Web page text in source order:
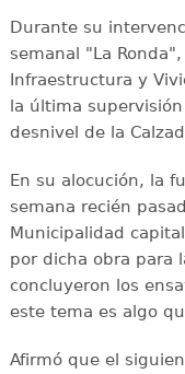
Durante su
semanal "La
Infraestructura y
la última
desnivel de la
En su alocución, la
semana recién
Municipalidad
por dicha obra para
concluyeron los
este tema es algo
Afirmó que el